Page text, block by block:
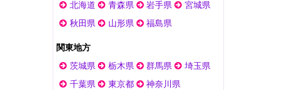
北海道
青森県 岩手県
宮城県
秋田県
山形県 福島県
関東地方
茨城県
栃木県 群馬県
埼玉県
千葉県
東京都 神奈川県